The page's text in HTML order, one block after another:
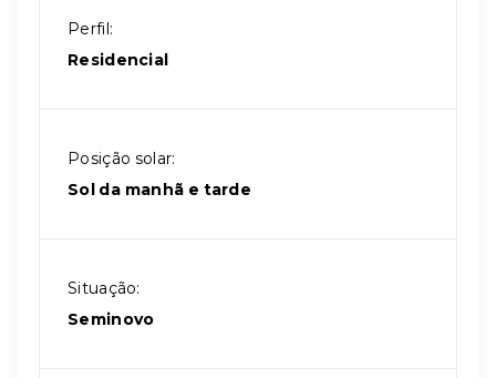
Perfil:
Residencial
Posição solar:
Sol da manhã e tarde
Situação:
Seminovo